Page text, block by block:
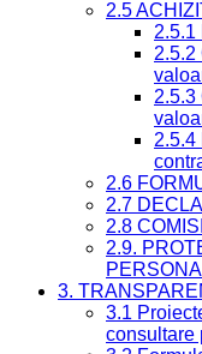
2.5
2.5.1
2.5.2
2.5.3
2.5.4
2.6
2.7
2.8
2.9.
3.
3.1
consultare